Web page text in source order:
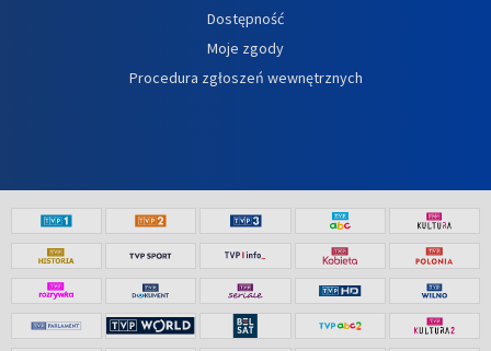
Dostępność
Moje zgody
Procedura zgłoszeń wewnętrznych